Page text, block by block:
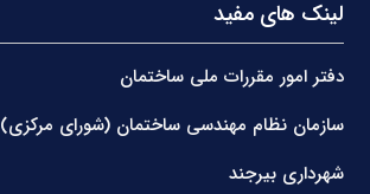
لینک های مفید
دفتر امور مقررات ملی ساختمان
سازمان نظام مهندسی ساختمان (شورای مرکزی)
شهرداری بیرجند